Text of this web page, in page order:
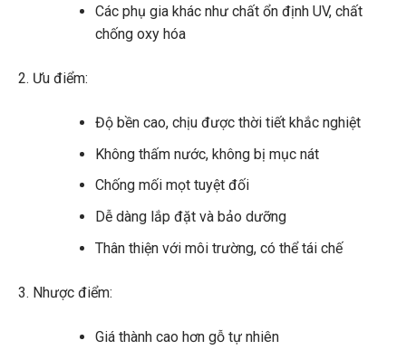
Các phụ gia khác như chất ổn định UV, chất
chống oxy hóa
Ưu điểm:
Độ bền cao, chịu được thời tiết khắc nghiệt
Không thấm nước, không bị mục nát
Chống mối mọt tuyệt đối
Dễ dàng lắp đặt và bảo dưỡng
Thân thiện với môi trường, có thể tái chế
Nhược điểm:
Giá thành cao hơn gỗ tự nhiên